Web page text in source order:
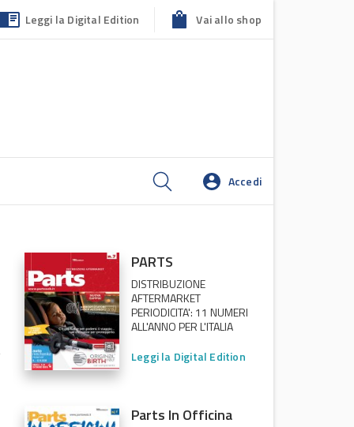
Leggi la Digital Edition Vai allo shop
Accedi
PARTS
DISTRIBUZIONE
AFTERMARKET
PERIODICITA': 11 NUMERI
ALL'ANNO PER L'ITALIA
Leggi la Digital Edition
Parts In Officina